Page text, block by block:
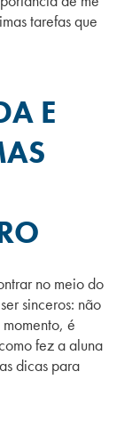
tarefas que
E
no meio do
sinceros: não
é
fez a aluna
dicas para